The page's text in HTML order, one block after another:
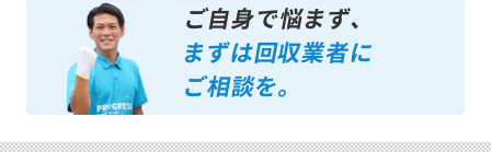
ご自身で悩まず、
まずは回収業者に
ご相談を。